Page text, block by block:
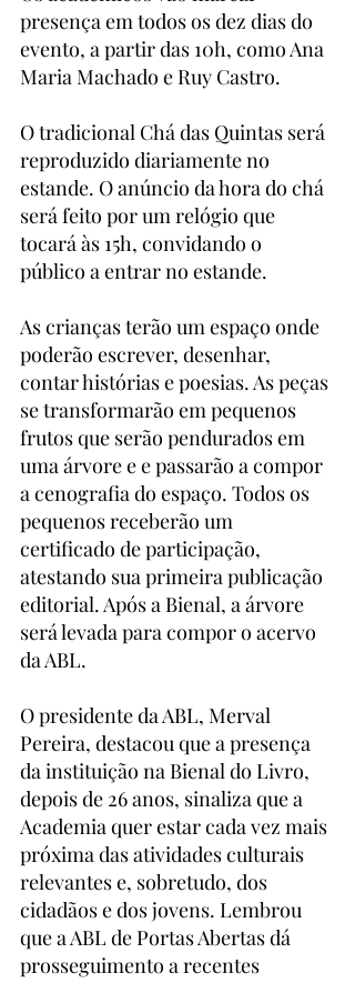
presença em todos os dez dias do
evento, a partir das 10h, como Ana
Maria Machado e Ruy Castro.
O tradicional Chá das Quintas será
reproduzido diariamente no
estande. O anúncio da hora do chá
será feito por um relógio que
tocará às 15h, convidando o
público a entrar no estande.
As crianças terão um espaço onde
poderão escrever, desenhar,
contar histórias e poesias. As peças
se transformarão em pequenos
frutos que serão pendurados em
uma árvore e e passarão a compor
a cenografia do espaço. Todos os
pequenos receberão um
certificado de participação,
atestando sua primeira publicação
editorial. Após a Bienal, a árvore
será levada para compor o acervo
da ABL.
O presidente da ABL, Merval
Pereira, destacou que a presença
da instituição na Bienal do Livro,
depois de 26 anos, sinaliza que a
Academia quer estar cada vez mais
próxima das atividades culturais
relevantes e, sobretudo, dos
cidadãos e dos jovens. Lembrou
que a ABL de Portas Abertas dá
prosseguimento a recentes